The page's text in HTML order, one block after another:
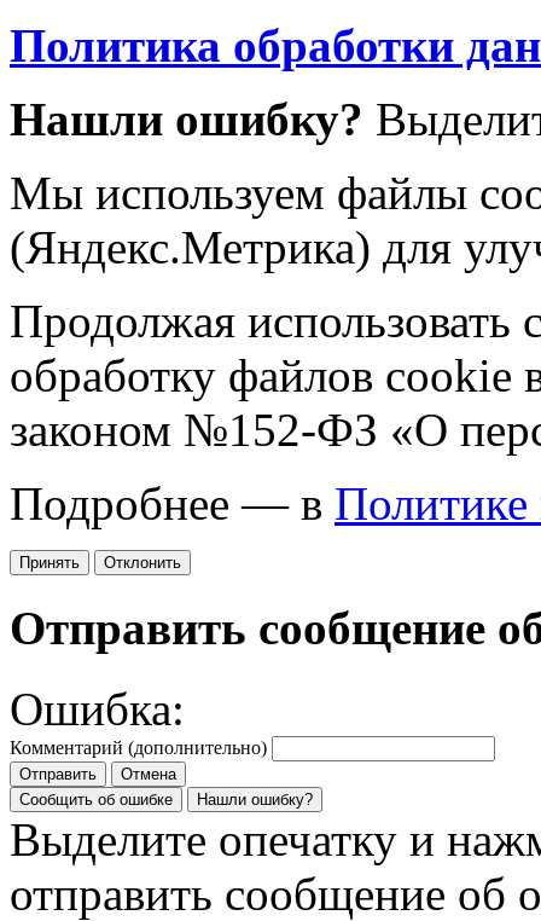
Политика обработки
Нашли ошибку?
Мы используем файлы
(Яндекс.Метрика) для
Продолжая использовать
обработку файлов cookie
законом №152-ФЗ «О
Подробнее — в Политике
Принять Отклонить
Отправить сообщение
Ошибка:
Комментарий (дополнительно)
Отправить
Отмена
Сообщить об ошибке
Нашли ошибку?
Выделите опечатку и
отправить сообщение об